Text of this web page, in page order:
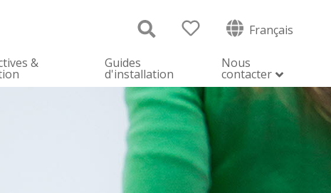
Français
& Guides
d'installation
Nous
contacter